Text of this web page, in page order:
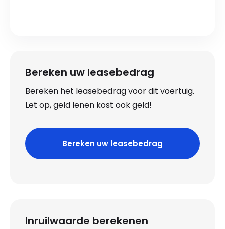
Bereken uw leasebedrag
Bereken het leasebedrag voor dit voertuig.
Let op, geld lenen kost ook geld!
Bereken uw leasebedrag
Inruilwaarde berekenen